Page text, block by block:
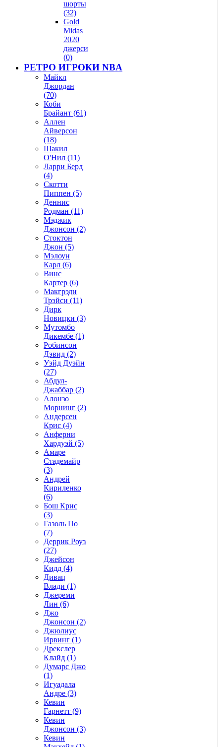
шорты
(32)
Gold
Midas
2020
джерси
(0)
РЕТРО ИГРОКИ NBA
Майкл
Джордан
(70)
Коби
Брайант (61)
Аллен
Айверсон
(18)
Шакил
О'Нил (11)
Ларри Берд
(4)
Скотти
Пиппен (5)
Деннис
Родман (11)
Мэджик
Джонсон (2)
Стоктон
Джон (5)
Мэлоун
Карл (6)
Винс
Картер (6)
Макгрэди
Трэйси (11)
Дирк
Новицки (3)
Мутомбо
Дикембе (1)
Робинсон
Дэвид (2)
Уэйд Дуэйн
(27)
Абдул-
Джаббар (2)
Алонзо
Морнинг (2)
Андерсен
Крис (4)
Анферни
Xардуэй (5)
Амаре
Стадемайр
(3)
Андрей
Кириленко
(6)
Бош Крис
(3)
Газоль По
(7)
Деррик Роуз
(27)
Джейсон
Кидд (4)
Дивац
Влади (1)
Джереми
Лин (6)
Джо
Джонсон (2)
Джюлиус
Ирвинг (1)
Дрекслер
Клайд (1)
Думарс Джо
(1)
Игуадала
Андре (3)
Кевин
Гарнетт (9)
Кевин
Джонсон (3)
Кевин